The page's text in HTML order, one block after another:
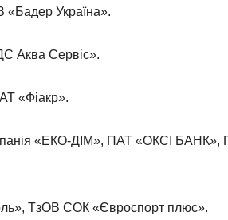
Україна».
Аква Сервіс».
«Фіакр».
«ЕКО-ДІМ», ПАТ «ОКСІ БАНК»,
ТзОВ СОК «Євроспорт плюс».